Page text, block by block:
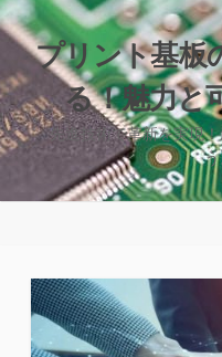
コ
ン
テ
ン
ツ
へ
キ
プリント基板
る！魅力と
先進技術で革新を実現
う